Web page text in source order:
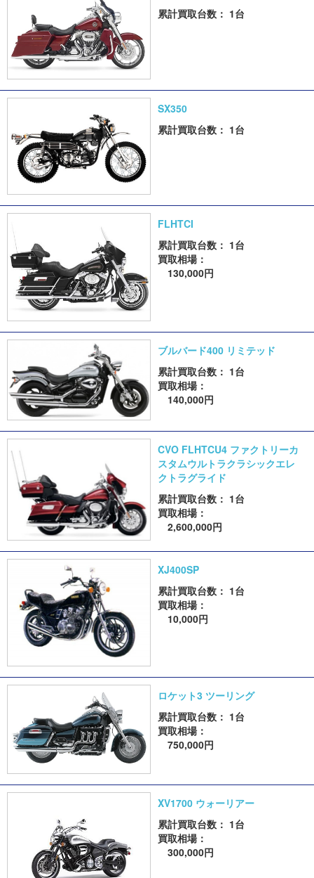
累計買取台数： 1台
SX350
累計買取台数： 1台
FLHTCI
累計買取台数： 1台
買取相場：
130,000円
ブルバード400 リミテッド
累計買取台数： 1台
買取相場：
140,000円
CVO FLHTCU4 ファクトリーカ
スタムウルトラクラシックエレ
クトラグライド
累計買取台数： 1台
買取相場：
2,600,000円
XJ400SP
累計買取台数： 1台
買取相場：
10,000円
ロケット3 ツーリング
累計買取台数： 1台
買取相場：
750,000円
XV1700 ウォーリアー
累計買取台数： 1台
買取相場：
300,000円